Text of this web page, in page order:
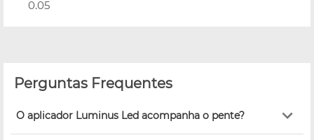
0.05
Perguntas Frequentes
O aplicador Luminus Led acompanha o pente?